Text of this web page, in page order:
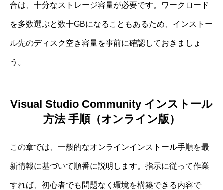
合は、十分なストレージ容量が必要です。ワークロード
を多数選ぶと数十GBになることもあるため、インストー
ル先のディスク空き容量を事前に確認しておきましょ
う。
Visual Studio Community インストール
方法 手順（オンライン版）
この章では、一般的なオンラインインストール手順を最
新情報に基づいて順番に説明します。指示に従って作業
すれば、初心者でも問題なく環境を構築できる内容で